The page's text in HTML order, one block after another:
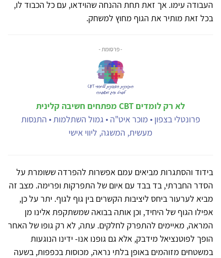
העבודה עימו. אך זאת תחת ההנחה שהוידאו, עם כל הכבוד לו,
בכל זאת מותיר את הגוף מחוץ למשחק.
- פרסומת -
לא רק לומדים CBT מפתחים חשיבה קלינית
פרונטלי בצפון • מוכר איט"ה • גמול השתלמות • התנסות
מעשית, המשגה, ליווי אישי
בידוד והסתגרות מביאים עמם אפשרות להפרדה ששומרת על
הסדר החברתי, בד בבד עם איום של התפרקות ופרימה. מצב זה
מביא לערעור ביחס ליציבות הקשרים בין גוף לגוף. יתר על כן,
אפילו הגוף של היחיד, וכן אותה בבואה שמשתקפת אלינו מן
המראה, מאיימים להתפרק לחלקים. עתה, לא רק גופו של האחר
הופך לפוטנציאל מידבק, אלא גם גופנו אנו- ידינו הנוגעות
במשטחים מזוהמים באופן בלתי נראה, מכוסות בכפפות, בשעה